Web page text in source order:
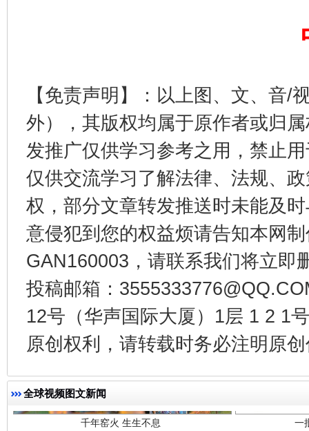
【免责声明】：以上图、文、音/
外），其版权均属于原作者或归
发推广仅供学习参考之用，禁止
仅供交流学习了解法律、法规、
权，部分文章转发推送时未能及
意侵犯到您的权益烦请告知本网
GAN160003，请联系我们将立即
投稿邮箱：
12号（华声国际大厦）1层 1 2 1
原创权利，请转载时务必注明原
全球视频图文新闻
东山县通报“牛蛙产品抗生素超标问题” 法
千年窑火 生生不息